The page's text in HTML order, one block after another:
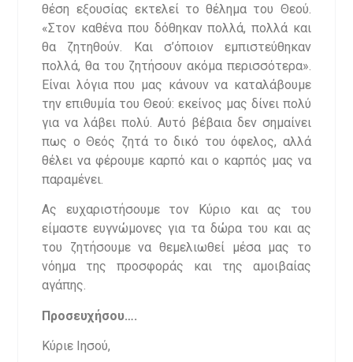
θέση εξουσίας εκτελεί το θέλημα του Θεού.
«Στον καθένα που δόθηκαν πολλά, πολλά και
θα ζητηθούν. Και σ’όποιον εμπιστεύθηκαν
πολλά, θα του ζητήσουν ακόμα περισσότερα».
Είναι λόγια που μας κάνουν να καταλάβουμε
την επιθυμία του Θεού: εκείνος μας δίνει πολύ
για να λάβει πολύ. Αυτό βέβαια δεν σημαίνει
πως ο Θεός ζητά το δικό του όφελος, αλλά
θέλει να φέρουμε καρπό και ο καρπός μας να
παραμένει.
Ας ευχαριστήσουμε τον Κύριο και ας του
είμαστε ευγνώμονες για τα δώρα του και ας
του ζητήσουμε να θεμελιωθεί μέσα μας το
νόημα της προσφοράς και της αμοιβαίας
αγάπης.
Προσευχήσου….
Κύριε Ιησού,